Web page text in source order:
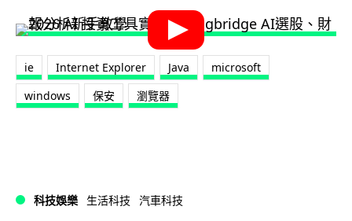
ie Internet Explorer Java
microsoft
windows
保安 瀏覽器
科技娛樂 生活科技 汽車科技